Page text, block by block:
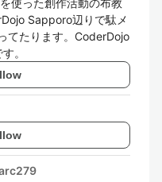
使った創作活動の布教
Sapporo辺りで駄メ
てたります。CoderDojo
。